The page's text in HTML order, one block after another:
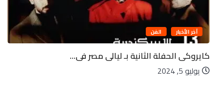
آخر الأخبار الفن
كايروكى الحفلة الثانية بـ ليالى مصر فى...
يوليو 5, 2024